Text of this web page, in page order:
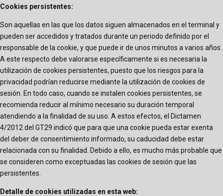
Cookies persistentes:
Son aquellas en las que los datos siguen almacenados en el terminal y
pueden ser accedidos y tratados durante un periodo definido por el
responsable de la cookie, y que puede ir de unos minutos a varios años.
A este respecto debe valorarse específicamente si es necesaria la
utilización de cookies persistentes, puesto que los riesgos para la
privacidad podrían reducirse mediante la utilización de cookies de
sesión. En todo caso, cuando se instalen cookies persistentes, se
recomienda reducir al mínimo necesario su duración temporal
atendiendo a la finalidad de su uso. A estos efectos, el Dictamen
4/2012 del GT29 indicó que para que una cookie pueda estar exenta
del deber de consentimiento informado, su caducidad debe estar
relacionada con su finalidad. Debido a ello, es mucho más probable que
se consideren como exceptuadas las cookies de sesión que las
persistentes.
Detalle de cookies utilizadas en esta web: